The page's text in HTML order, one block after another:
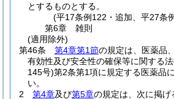
とするものとする。
(平17条例122・追加、平27条
第6章
雑則
(適用除外)
第46条
第4章第1節の規定は、医薬品
有効性及び安全性の確保等に関する
145号)第2条第1項に規定する医薬品
い。
2
第4章及び第5章の規定は、次に掲げ